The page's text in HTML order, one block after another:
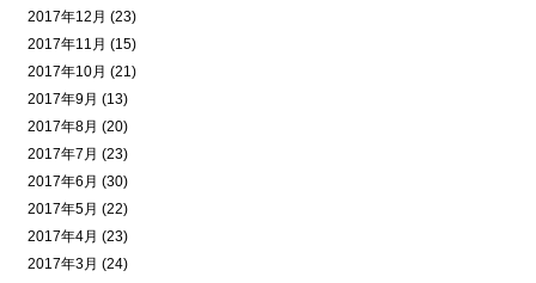
2017年12月 (23)
2017年11月 (15)
2017年10月 (21)
2017年9月 (13)
2017年8月 (20)
2017年7月 (23)
2017年6月 (30)
2017年5月 (22)
2017年4月 (23)
2017年3月 (24)